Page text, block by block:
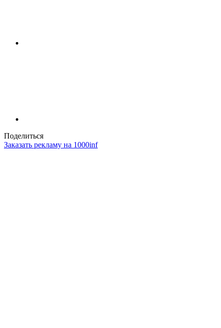
Поделиться
Заказать рекламу на 1000inf